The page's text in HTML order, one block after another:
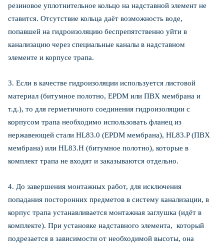
резиновое уплотнительное кольцо на надставной элемент не
ставится. Отсутствие кольца даёт возможность воде,
попавшей на гидроизоляцию беспрепятственно уйти в
канализацию через специальные каналы в надставном
элементе и корпусе трапа.
3. Если в качестве гидроизоляции используется листовой
материал (битумное полотно, EPDM или ПВХ мембрана и
т.д.), то для герметичного соединения гидроизоляции с
корпусом трапа необходимо использовать фланец из
нержавеющей стали HL83.0 (EPDM мембрана), HL83.P (ПВХ
мембрана) или HL83.H (битумное полотно), которые в
комплект трапа не входят и заказываются отдельно.
4. До завершения монтажных работ, для исключения
попадания посторонних предметов в систему канализации, в
корпус трапа устанавливается монтажная заглушка (идёт в
комплекте). При установке надставного элемента, который
подрезается в зависимости от необходимой высоты, она